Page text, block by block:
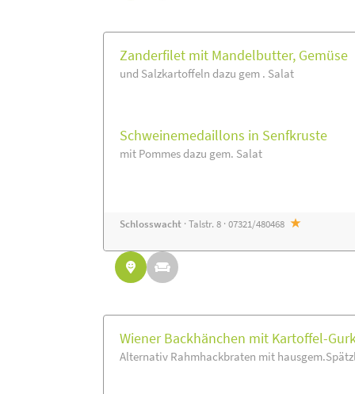
Zanderfilet mit Mandelbutter, Gemüse
und Salzkartoffeln dazu gem . Salat
Schweinemedaillons in Senfkruste
mit Pommes dazu gem. Salat
Schlosswacht · Talstr. 8 · 07321/480468
Wiener Backhänchen mit Kartoffel-
Alternativ Rahmhackbraten mit